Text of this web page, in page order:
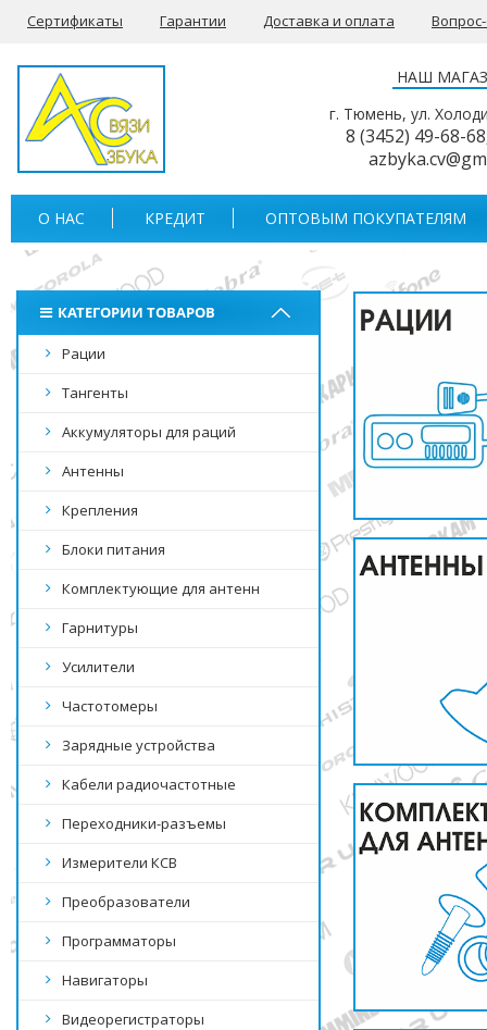
Сертификаты Гарантии Доставка и оплата
НАШ
г. Тюмень, ул.
8 (3452) 49-68-68
О НАС КРЕДИТ ОПТОВЫМ ПОКУПАТЕЛЯМ
КАТЕГОРИИ ТОВАРОВ
Рации
Тангенты
Аккумуляторы для раций
Антенны
Крепления
Блоки питания
Комплектующие для антенн
Гарнитуры
Усилители
Частотомеры
Зарядные устройства
Кабели радиочастотные
Переходники-разъемы
Измерители КСВ
Преобразователи
Программаторы
Навигаторы
Видеорегистраторы